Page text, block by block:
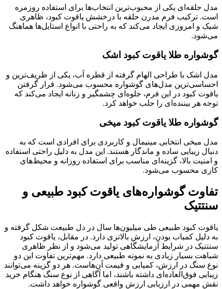
مدل حلقه‌ای یکی از محبوب‌ترین انتخاب‌ها برای استفاده روزمره
است. ترکیب فرم مدرن حلقه با درخشش یاقوت کبود، ظاهری
شیک و امروزی ایجاد می‌کند که به راحتی با انواع استایل‌ها هماهنگ
می‌شود.
گوشواره طلا یاقوت کبود اشک
مدل اشک با طراحی الهام گرفته از قطره آب، یکی از ظریف‌ترین و
احساسی‌ترین مدل‌های گوشواره محسوب می‌شود. قرار گرفتن
یاقوت کبود در این فرم، جلوه‌ای چشمگیر و زنانه ایجاد می‌کند که
توجه هر بیننده‌ای را جلب خواهد کرد.
گوشواره طلا یاقوت کبود میخی
مدل میخی انتخابی مینیمال و کاربردی برای افرادی است که به
دنبال زیبایی ساده و ماندگار هستند. این مدل به دلیل راحتی استفاده
و امنیت بالا، گزینه‌ای مناسب برای استفاده روزانه و محیط‌های
کاری محسوب می‌شود.
تفاوت گوشواره‌های یاقوت کبود طبیعی و
سنتتیک
یاقوت کبود طبیعی طی میلیون‌ها سال در دل طبیعت شکل گرفته و
به دلیل کمیاب بودن، ارزش بالاتری دارد. در مقابل، یاقوت کبود
سنتتیک در شرایط آزمایشگاهی تولید می‌شود و از نظر ظاهری
شباهت بسیار زیادی به نمونه طبیعی دارد. مهم‌ترین تفاوت این دو
نوع سنگ در ارزش، کمیابی و قیمت آن‌هاست. هر دو گزینه می‌توانند
زیبایی فوق‌العاده‌ای داشته باشند، اما آگاهی از نوع سنگ هنگام خرید
نقش مهمی در ارزیابی ارزش واقعی گوشواره خواهد داشت.